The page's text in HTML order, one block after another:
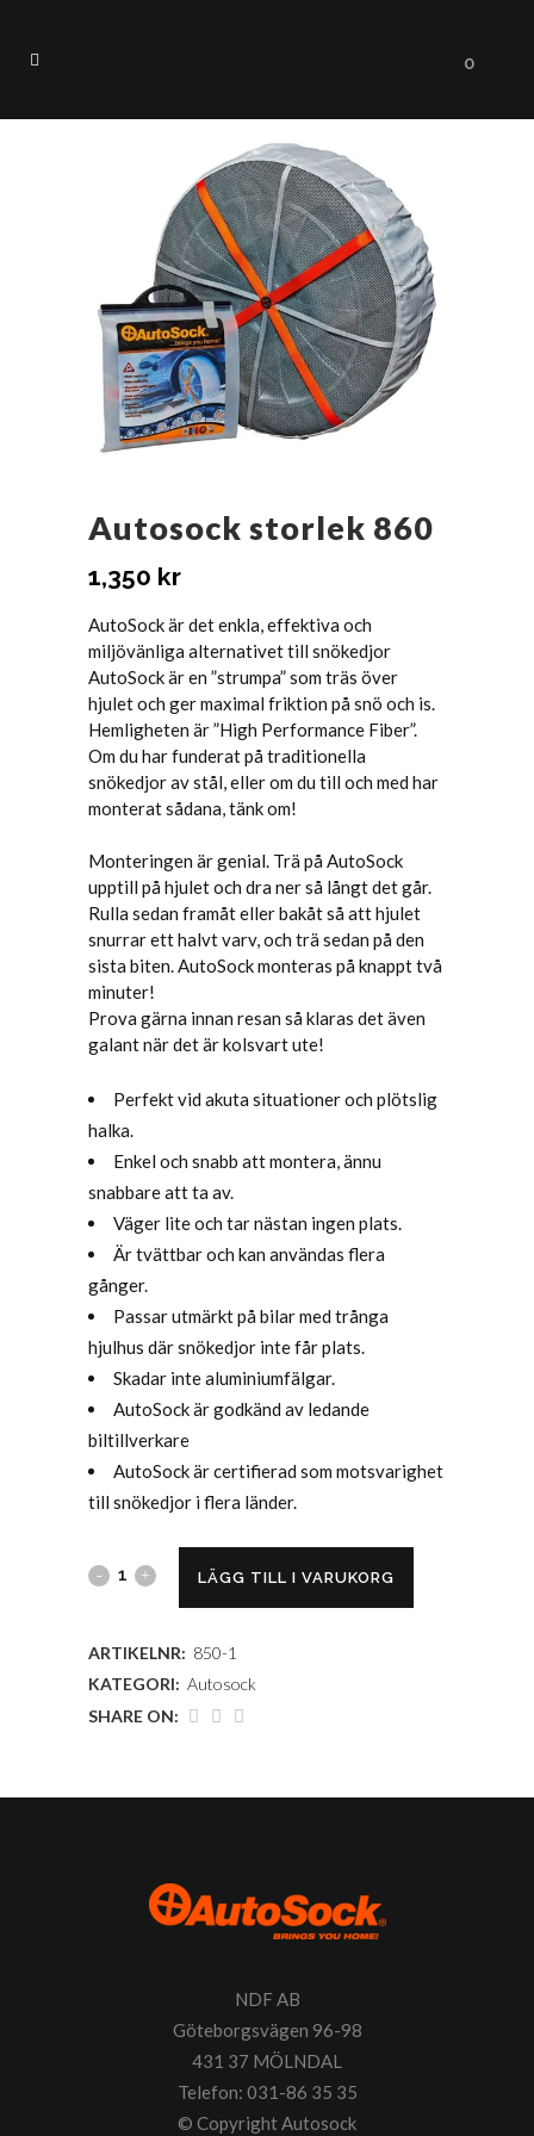
0
Autosock storlek 860
1,350 kr
AutoSock är det enkla, effektiva och
miljövänliga alternativet till snökedjor
AutoSock är en ”strumpa” som träs över
hjulet och ger maximal friktion på snö och is.
Hemligheten är ”High Performance Fiber”.
Om du har funderat på traditionella
snökedjor av stål, eller om du till och med har
monterat sådana, tänk om!
Monteringen är genial. Trä på AutoSock
upptill på hjulet och dra ner så långt det går.
Rulla sedan framåt eller bakåt så att hjulet
snurrar ett halvt varv, och trä sedan på den
sista biten. AutoSock monteras på knappt två
minuter!
Prova gärna innan resan så klaras det även
galant när det är kolsvart ute!
Perfekt vid akuta situationer och plötslig
halka.
Enkel och snabb att montera, ännu
snabbare att ta av.
Väger lite och tar nästan ingen plats.
Är tvättbar och kan användas flera
gånger.
Passar utmärkt på bilar med trånga
hjulhus där snökedjor inte får plats.
Skadar inte aluminiumfälgar.
AutoSock är godkänd av ledande
biltillverkare
AutoSock är certifierad som motsvarighet
till snökedjor i flera länder.
LÄGG TILL I VARUKORG
ARTIKELNR: 850-1
KATEGORI: Autosock
SHARE ON:
NDF AB
Göteborgsvägen 96-98
431 37 MÖLNDAL
Telefon: 031-86 35 35
© Copyright Autosock